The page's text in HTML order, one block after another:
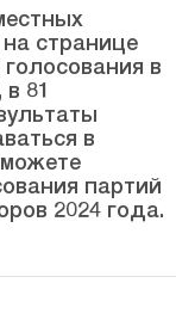
странице
в
81
в
партий
2024 года.